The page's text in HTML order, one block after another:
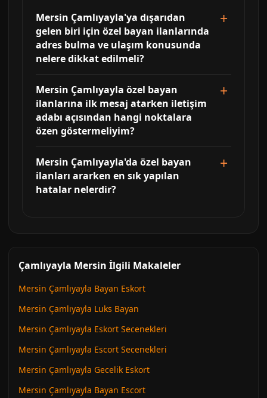
Mersin Çamlıyayla'ya dışarıdan
gelen biri için özel bayan ilanlarında
adres bulma ve ulaşım konusunda
nelere dikkat edilmeli?
Mersin Çamlıyayla özel bayan
ilanlarına ilk mesaj atarken iletişim
adabı açısından hangi noktalara
özen göstermeliyim?
Mersin Çamlıyayla'da özel bayan
ilanları ararken en sık yapılan
hatalar nelerdir?
Çamlıyayla Mersin İlgili Makaleler
Mersin Çamlıyayla Bayan Eskort
Mersin Çamlıyayla Luks Bayan
Mersin Çamlıyayla Eskort Secenekleri
Mersin Çamlıyayla Escort Secenekleri
Mersin Çamlıyayla Gecelik Eskort
Mersin Çamlıyayla Bayan Escort